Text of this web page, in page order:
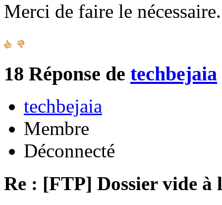
Merci de faire le
18 Réponse de techbejaia
techbejaia
Membre
Déconnecté
Re : [FTP] Dossier vide à